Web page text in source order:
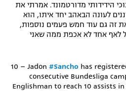
הידידותי מדורטמונד. אמרתי את
לעונה הבאהב יחד איתו, הוא
את זה גם עוד חמש פעמים נוספות,
לאף אחד לא אכפת ממה שאני
10 – Jadon #Sancho has
consecutive Bundesliga
Englishman to reach 10 assists